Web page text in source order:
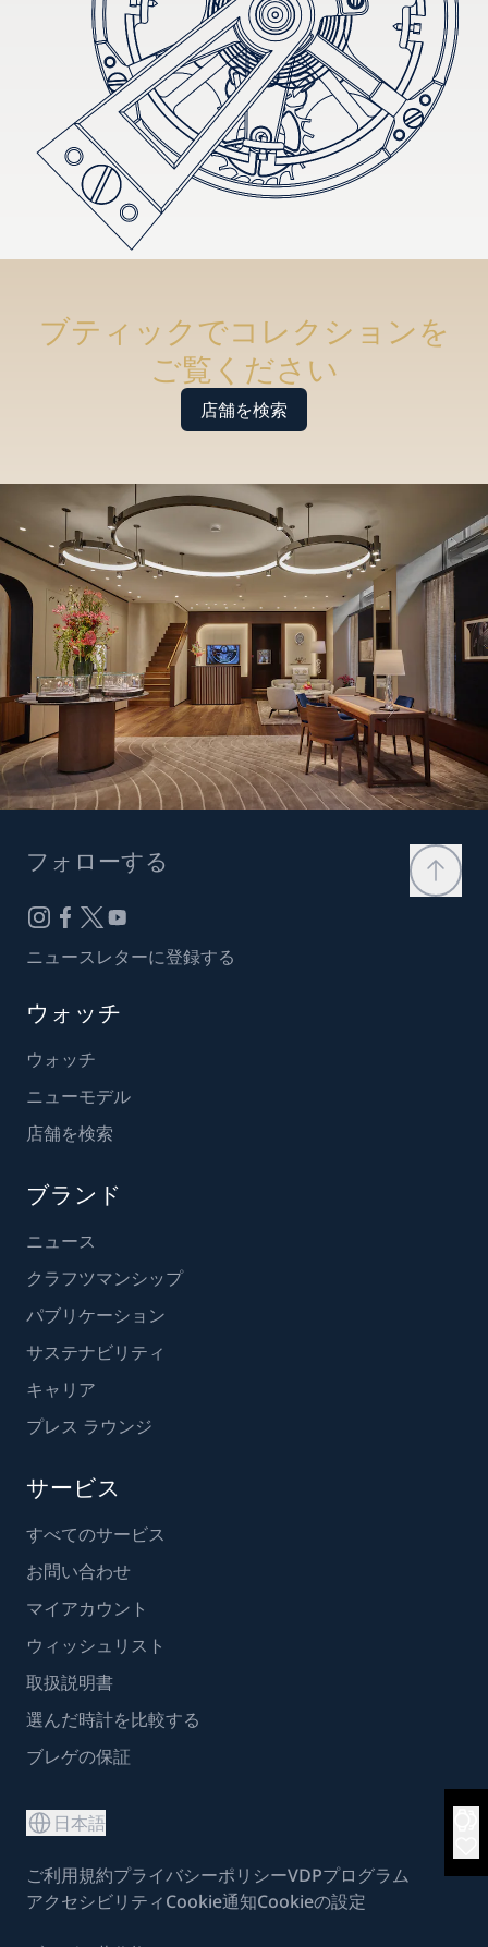
ブティックでコレクションを
ご覧ください
店舗を検索
フォローする
ニュースレターに登録する
ウォッチ
ウォッチ
ニューモデル
店舗を検索
ブランド
ニュース
クラフツマンシップ
パブリケーション
サステナビリティ
キャリア
プレス ラウンジ
サービス
すべてのサービス
お問い合わせ
マイアカウント
ウィッシュリスト
取扱説明書
選んだ時計を比較する
ブレゲの保証
日本語
ご利用規約プライバシーポリシーVDPプログラム
アクセシビリティCookie通知Cookieの設定